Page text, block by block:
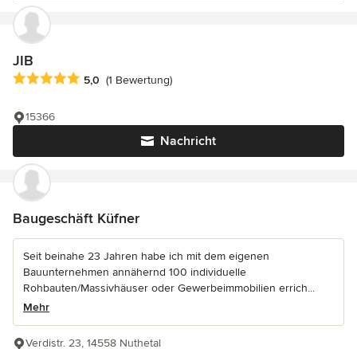
JIB
Durchschnittliche Bewertung: 5 von 5 Sternen
5,0 (1 Bewertung)
Nachricht
15366
Baugeschäft Küfner
Seit beinahe 23 Jahren habe ich mit dem eigenen
Bauunternehmen annähernd 100 individuelle
Rohbauten/Massivhäuser oder Gewerbeimmobilien errich...
Mehr
Verdistr. 23, 14558 Nuthetal